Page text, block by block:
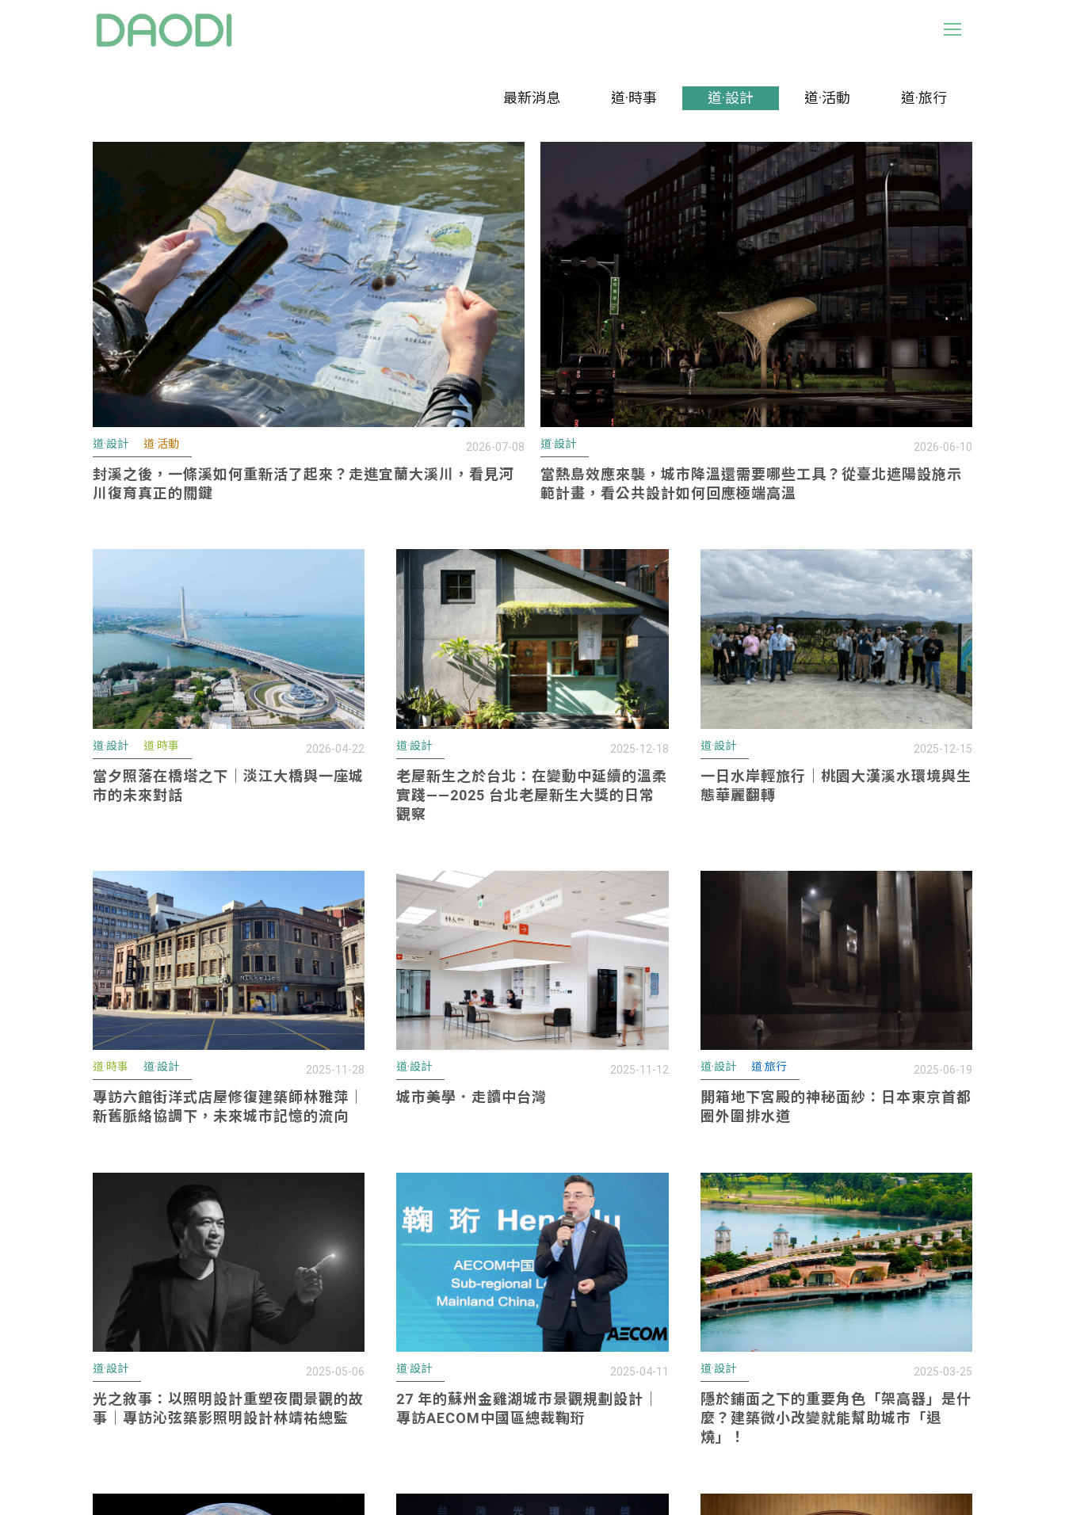
最新消息 道·時事 道·設計 道·活動 道·旅行
道·設計 道·活動 2026-07-08
封溪之後，一條溪如何重新活了起來？走進宜蘭大溪川，看見河
川復育真正的關鍵
道·設計 2026-06-10
當熱島效應來襲，城市降溫還需要哪些工具？從臺北遮陽設施示
範計畫，看公共設計如何回應極端高溫
道·設計 道·時事 2026-04-22
當夕照落在橋塔之下｜淡江大橋與一座城
市的未來對話
道·設計 2025-12-18
老屋新生之於台北：在變動中延續的溫柔
實踐——2025 台北老屋新生大獎的日常
觀察
道·設計 2025-12-15
一日水岸輕旅行｜桃園大漢溪水環境與生
態華麗翻轉
道·時事 道·設計 2025-11-28
專訪六館街洋式店屋修復建築師林雅萍｜
新舊脈絡協調下，未來城市記憶的流向
道·設計 2025-11-12
城市美學．走讀中台灣
道·設計 道·旅行 2025-06-19
開箱地下宮殿的神秘面紗：日本東京首都
圈外圍排水道
道·設計 2025-05-06
光之敘事：以照明設計重塑夜間景觀的故
事｜專訪沁弦築影照明設計林靖祐總監
道·設計 2025-04-11
27 年的蘇州金雞湖城市景觀規劃設計｜
專訪AECOM中國區總裁鞠珩
道·設計 2025-03-25
隱於鋪面之下的重要角色「架高器」是什
麼？建築微小改變就能幫助城市「退
燒」！